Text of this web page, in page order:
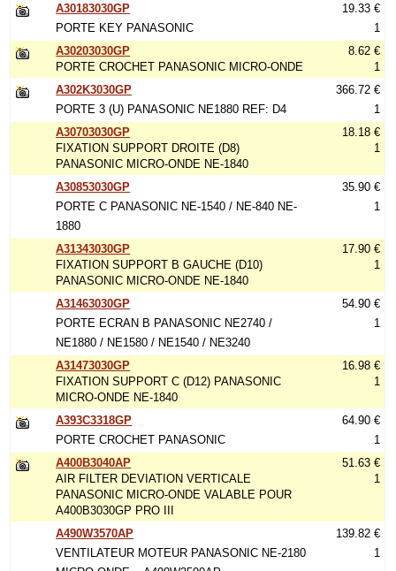
A30183030GP
PORTE KEY PANASONIC
19.33 €
1
A30203030GP
PORTE CROCHET PANASONIC MICRO-ONDE
8.62 €
1
A302K3030GP
PORTE 3 (U) PANASONIC NE1880 REF: D4
366.72 €
1
A30703030GP
FIXATION SUPPORT DROITE (D8)
PANASONIC MICRO-ONDE NE-1840
18.18 €
1
A30853030GP
PORTE C PANASONIC NE-1540 / NE-840 NE-
1880
35.90 €
1
A31343030GP
FIXATION SUPPORT B GAUCHE (D10)
PANASONIC MICRO-ONDE NE-1840
17.90 €
1
A31463030GP
PORTE ECRAN B PANASONIC NE2740 /
NE1880 / NE1580 / NE1540 / NE3240
54.90 €
1
A31473030GP
FIXATION SUPPORT C (D12) PANASONIC
MICRO-ONDE NE-1840
16.98 €
1
A393C3318GP
PORTE CROCHET PANASONIC
64.90 €
1
A400B3040AP
AIR FILTER DEVIATION VERTICALE
PANASONIC MICRO-ONDE VALABLE POUR
A400B3030GP PRO III
51.63 €
1
A490W3570AP
VENTILATEUR MOTEUR PANASONIC NE-2180
139.82 €
1